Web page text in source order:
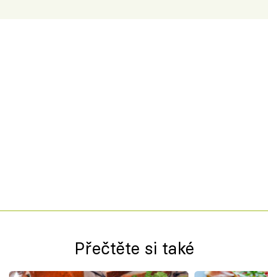
Přečtěte si také